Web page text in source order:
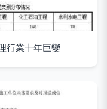
行業十年巨變